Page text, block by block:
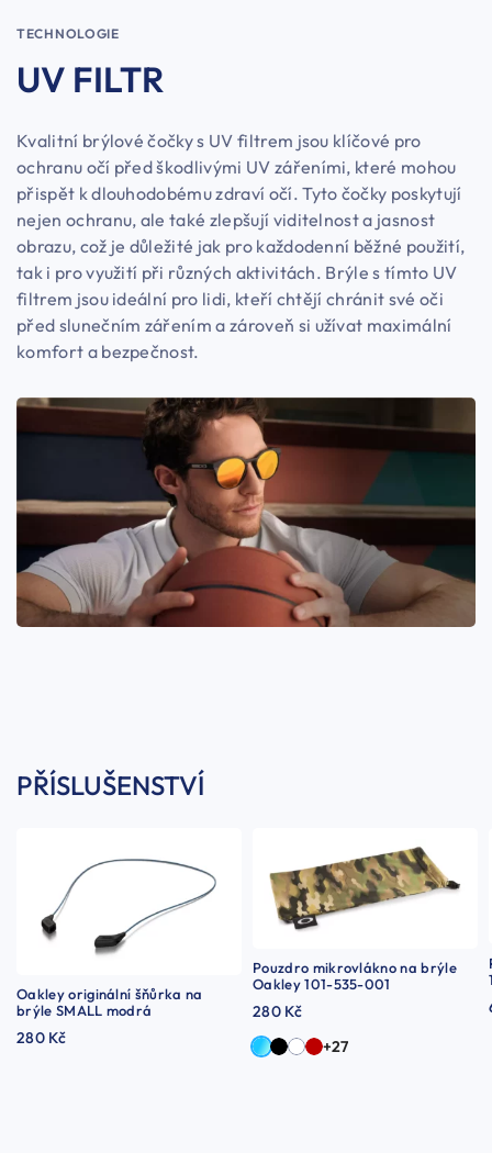
TECHNOLOGIE
UV FILTR
Kvalitní brýlové čočky s UV filtrem jsou klíčové pro
ochranu očí před škodlivými UV zářeními, které mohou
přispět k dlouhodobému zdraví očí. Tyto čočky poskytují
nejen ochranu, ale také zlepšují viditelnost a jasnost
obrazu, což je důležité jak pro každodenní běžné použití,
tak i pro využití při různých aktivitách. Brýle s tímto UV
filtrem jsou ideální pro lidi, kteří chtějí chránit své oči
před slunečním zářením a zároveň si užívat maximální
komfort a bezpečnost.
PŘÍSLUŠENSTVÍ
Oakley originální šňůrka na
brýle SMALL modrá
280 Kč
Pouzdro mikrovlákno na brýle
Oakley 101-535-001
280 Kč
+27